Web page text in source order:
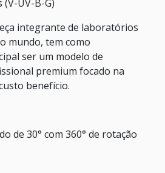
UV-B-G)
integrante de laboratórios
mundo, tem como
ser um modelo de
premium focado na
benefício.
de 30° com 360° de rotação